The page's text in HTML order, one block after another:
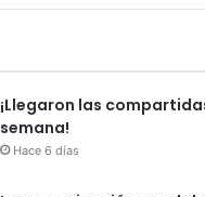
¡Llegaron las
semana!
Hace 6 días